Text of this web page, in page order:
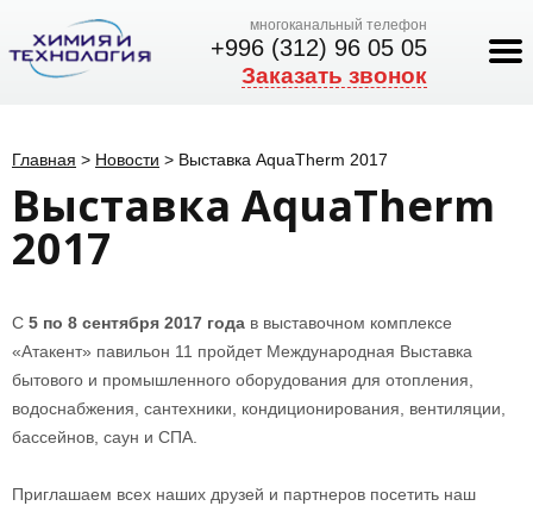
многоканальный телефон
+996 (312) 96 05 05
Заказать звонок
Главная > Новости > Выставка AquaTherm 2017
Выставка AquaTherm
2017
С 5 по 8 сентября 2017 года в выставочном комплексе
«Атакент» павильон 11 пройдет Международная Выставка
бытового и промышленного оборудования для отопления,
водоснабжения, сантехники, кондиционирования, вентиляции,
бассейнов, саун и СПА.
Приглашаем всех наших друзей и партнеров посетить наш